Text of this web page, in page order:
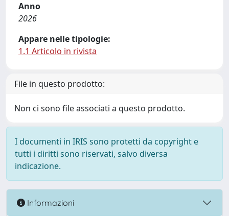
Anno
2026
Appare nelle tipologie:
1.1 Articolo in rivista
File in questo prodotto:
Non ci sono file associati a questo prodotto.
I documenti in IRIS sono protetti da copyright e
tutti i diritti sono riservati, salvo diversa
indicazione.
Informazioni